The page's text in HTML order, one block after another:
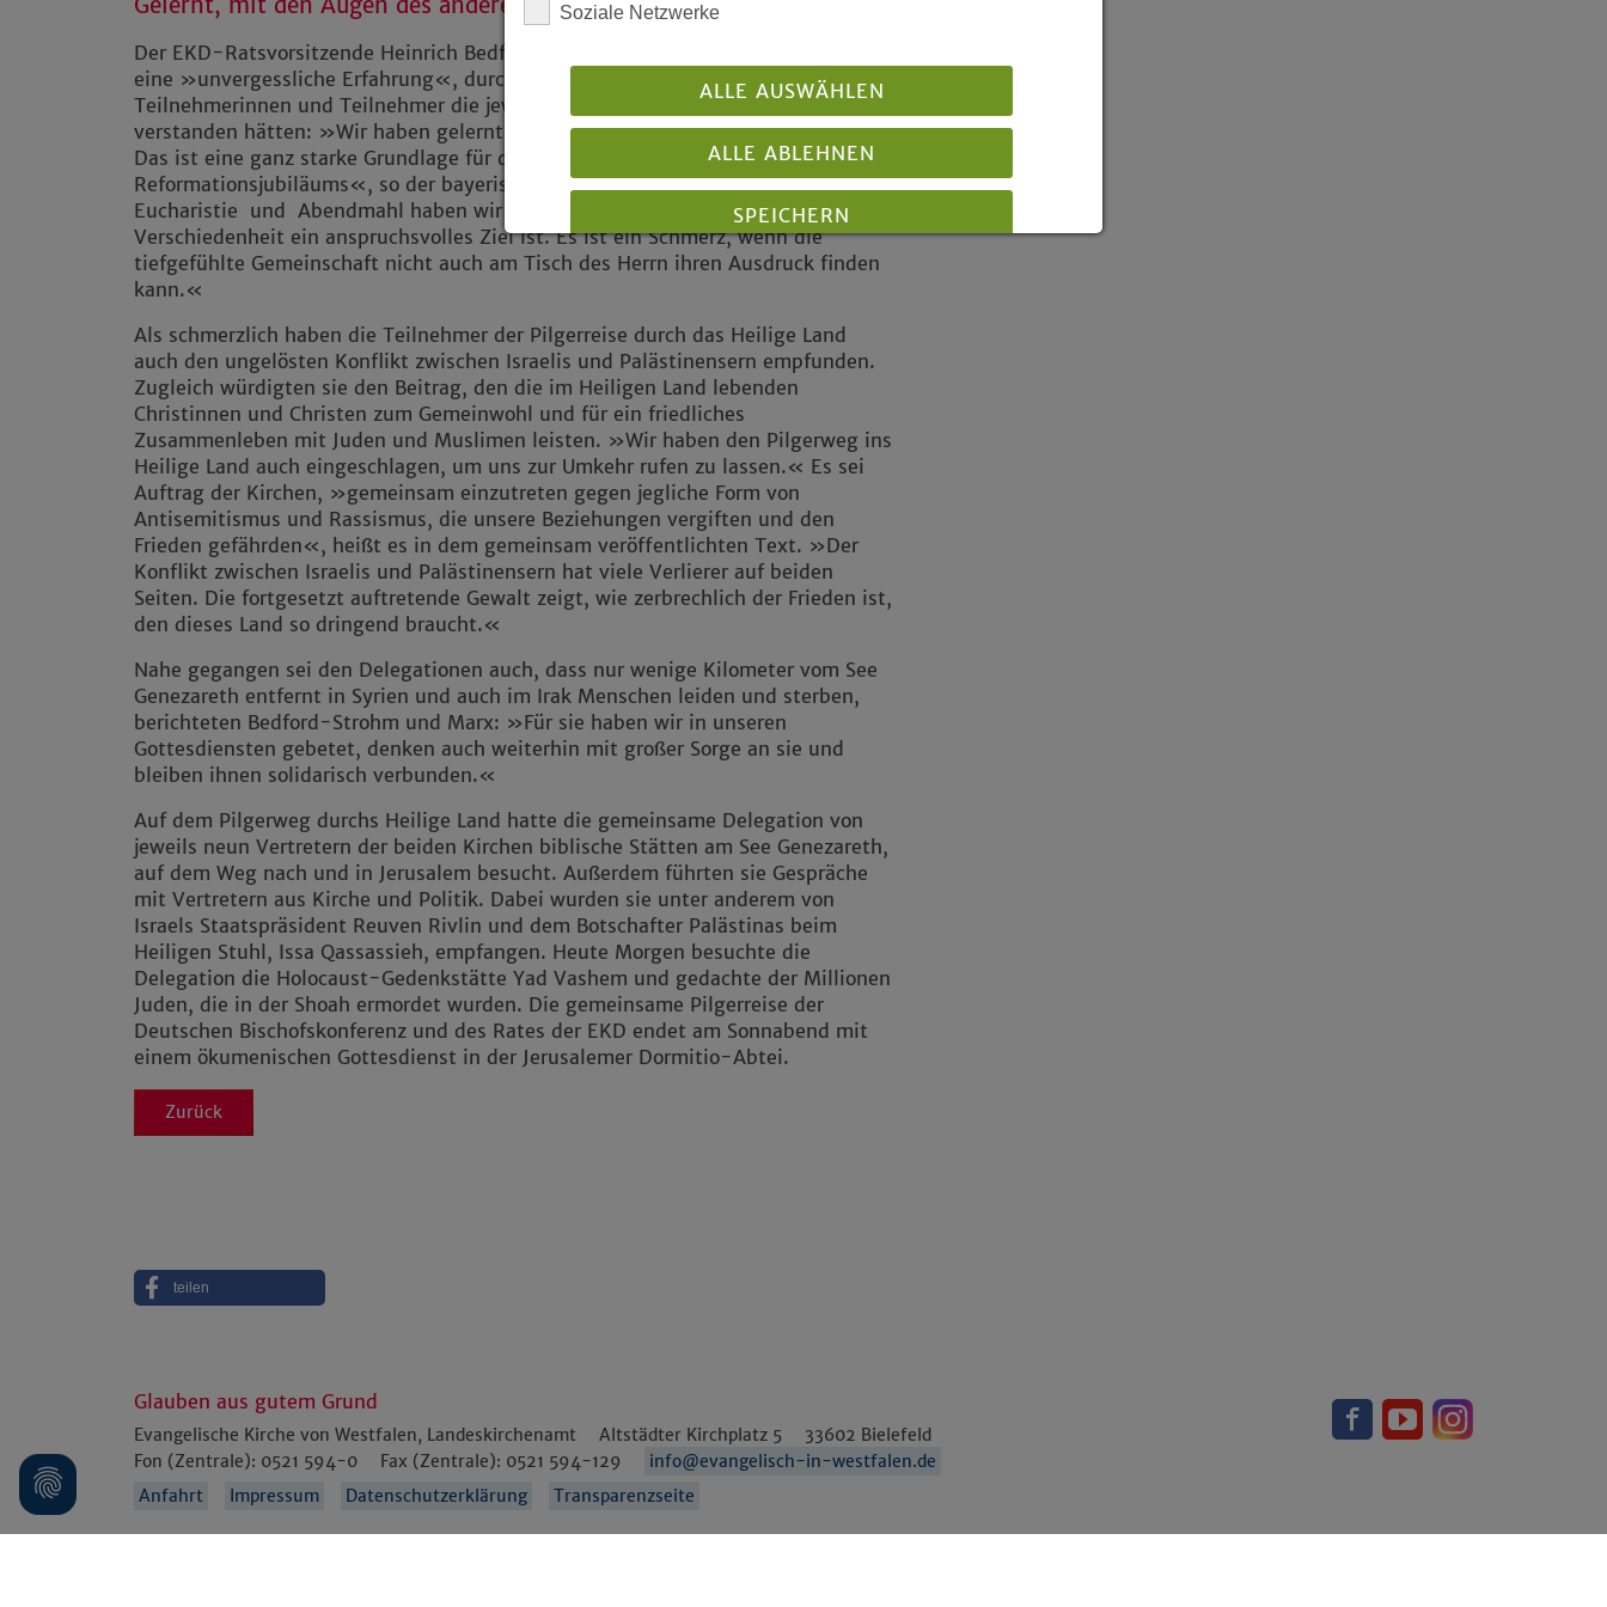
Der EKD-Ratsvorsitzende Heinrich Bedford-Strohm bezeichnete die Reise als
eine »unvergessliche Erfahrung«, durch die die evangelischen und katholischen
Teilnehmerinnen und Teilnehmer die jeweils andere Tradition noch besser
verstanden hätten: »Wir haben gelernt, mit den Augen des anderen zu sehen.
Das ist eine ganz starke Grundlage für den ökumenischen Geist des
Reformationsjubiläums«, so der bayerische Landesbischof. »Bei der Feier von
Eucharistie und Abendmahl haben wir aber auch gespürt, dass die versöhnte
Verschiedenheit ein anspruchsvolles Ziel ist. Es ist ein Schmerz, wenn die
tiefgefühlte Gemeinschaft nicht auch am Tisch des Herrn ihren Ausdruck finden
kann.«
Als schmerzlich haben die Teilnehmer der Pilgerreise durch das Heilige Land
auch den ungelösten Konflikt zwischen Israelis und Palästinensern empfunden.
Zugleich würdigten sie den Beitrag, den die im Heiligen Land lebenden
Christinnen und Christen zum Gemeinwohl und für ein friedliches
Zusammenleben mit Juden und Muslimen leisten. »Wir haben den Pilgerweg ins
Heilige Land auch eingeschlagen, um uns zur Umkehr rufen zu lassen.« Es sei
Auftrag der Kirchen, »gemeinsam einzutreten gegen jegliche Form von
Antisemitismus und Rassismus, die unsere Beziehungen vergiften und den
Frieden gefährden«, heißt es in dem gemeinsam veröffentlichten Text. »Der
Konflikt zwischen Israelis und Palästinensern hat viele Verlierer auf beiden
Seiten. Die fortgesetzt auftretende Gewalt zeigt, wie zerbrechlich der Frieden ist,
den dieses Land so dringend braucht.«
Nahe gegangen sei den Delegationen auch, dass nur wenige Kilometer vom See
Genezareth entfernt in Syrien und auch im Irak Menschen leiden und sterben,
berichteten Bedford-Strohm und Marx: »Für sie haben wir in unseren
Gottesdiensten gebetet, denken auch weiterhin mit großer Sorge an sie und
bleiben ihnen solidarisch verbunden.«
Auf dem Pilgerweg durchs Heilige Land hatte die gemeinsame Delegation von
jeweils neun Vertretern der beiden Kirchen biblische Stätten am See Genezareth,
auf dem Weg nach und in Jerusalem besucht. Außerdem führten sie Gespräche
mit Vertretern aus Kirche und Politik. Dabei wurden sie unter anderem von
Israels Staatspräsident Reuven Rivlin und dem Botschafter Palästinas beim
Heiligen Stuhl, Issa Qassassieh, empfangen. Heute Morgen besuchte die
Delegation die Holocaust-Gedenkstätte Yad Vashem und gedachte der Millionen
Juden, die in der Shoah ermordet wurden. Die gemeinsame Pilgerreise der
Deutschen Bischofskonferenz und des Rates der EKD endet am Sonnabend mit
einem ökumenischen Gottesdienst in der Jerusalemer Dormitio-Abtei.
Zurück
teilen
Glauben aus gutem Grund
Evangelische Kirche von Westfalen, Landeskirchenamt Altstädter Kirchplatz 5 33602 Bielefeld
Fon (Zentrale): 0521 594-0 Fax (Zentrale): 0521 594-129
info@evangelisch-in-westfalen.de
Anfahrt
Impressum Datenschutzerklärung Transparenzseite
Soziale Netzwerke
ALLE AUSWÄHLEN
ALLE ABLEHNEN
SPEICHERN